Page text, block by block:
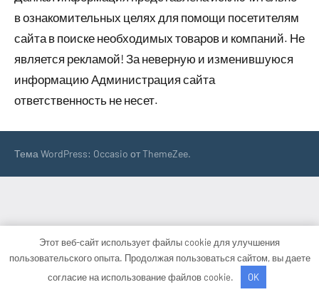
в ознакомительных целях для помощи посетителям
сайта в поиске необходимых товаров и компаний. Не
является рекламой! За неверную и изменившуюся
информацию Администрация сайта
ответственность не несет.
Тема WordPress: Occasio от ThemeZee.
Этот веб-сайт использует файлы cookie для улучшения
пользовательского опыта. Продолжая пользоваться сайтом, вы даете
согласие на использование файлов cookie.
OK